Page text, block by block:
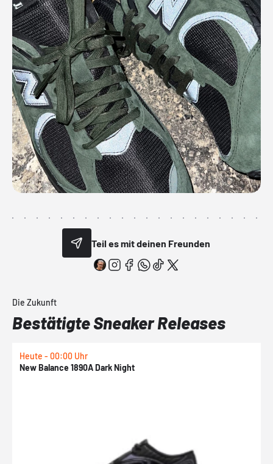
Teil es mit deinen Freunden
Die Zukunft
Bestätigte Sneaker Releases
Heute - 00:00 Uhr
New Balance 1890A Dark Night